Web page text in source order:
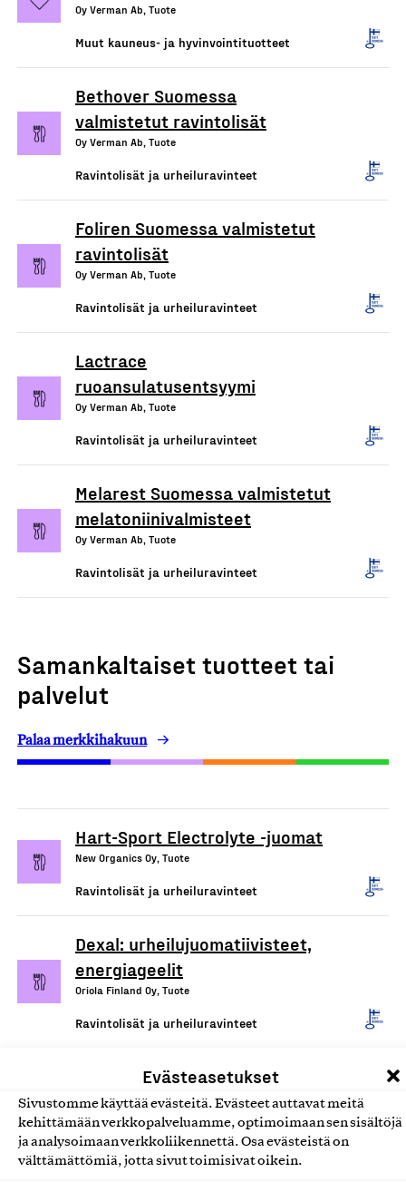
Evästeasetukset
Sivustomme käyttää evästeitä. Evästeet auttavat meitä
kehittämään verkkopalveluamme, optimoimaan sen sisältöjä
ja analysoimaan verkkoliikennettä. Osa evästeistä on
välttämättömiä, jotta sivut toimisivat oikein.
Oy Verman Ab, Tuote
Muut kauneus- ja hyvinvointituotteet
Bethover Suomessa
valmistetut ravintolisät
Oy Verman Ab, Tuote
Ravintolisät ja urheiluravinteet
Foliren Suomessa valmistetut
ravintolisät
Oy Verman Ab, Tuote
Ravintolisät ja urheiluravinteet
Lactrace
ruoansulatusentsyymi
Oy Verman Ab, Tuote
Ravintolisät ja urheiluravinteet
Melarest Suomessa valmistetut
melatoniinivalmisteet
Oy Verman Ab, Tuote
Ravintolisät ja urheiluravinteet
Samankaltaiset tuotteet tai
palvelut
Palaa merkkihakuun
Hart-Sport Electrolyte -juomat
New Organics Oy, Tuote
Ravintolisät ja urheiluravinteet
Dexal: urheilujuomatiivisteet,
energiageelit
Oriola Finland Oy, Tuote
Ravintolisät ja urheiluravinteet
DropSweets -kromisuusuihke
Drophop Oy, Tuote
Ravintolisät ja urheiluravinteet